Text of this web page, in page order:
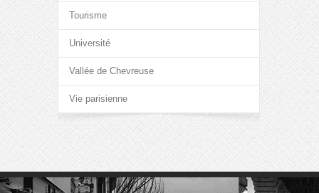
Tourisme
Université
Vallée de Chevreuse
Vie parisienne